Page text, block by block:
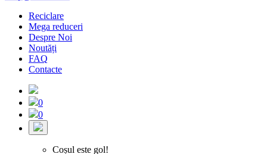
Reciclare
Mega reduceri
Despre Noi
Noutăți
FAQ
Contacte
0
0
Coșul este gol!